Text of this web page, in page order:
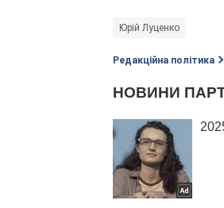
Юрій Луценко
Редакційна політика